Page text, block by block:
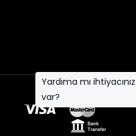
Yardıma mı ihtiyacınız
var?